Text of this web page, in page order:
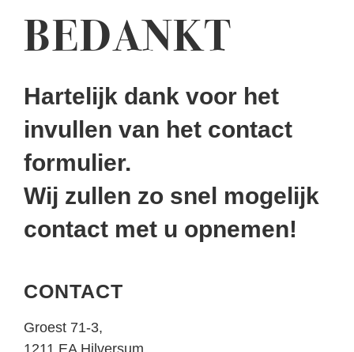
BEDANKT
Hartelijk dank voor het
invullen van het contact
formulier.
Wij zullen zo snel mogelijk
contact met u opnemen!
CONTACT
Groest 71-3,
1211 EA Hilversum